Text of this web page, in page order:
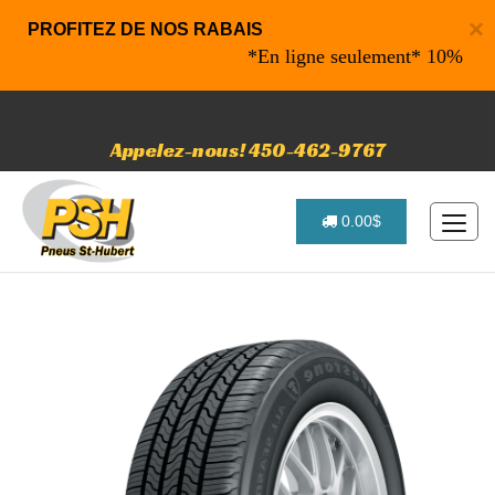
×
PROFITEZ DE NOS RABAIS
*En ligne seulement* 10% de
Appelez-nous! 450-462-9767
0.00$